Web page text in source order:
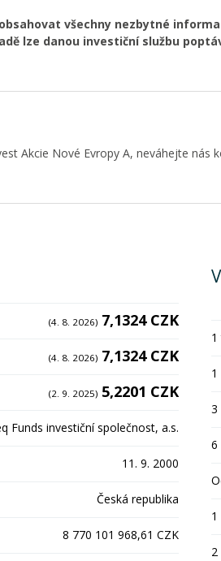
všechny nezbytné
lze danou investiční službu
Akcie Nové Evropy A, neváhejte nás
(4. 8. 2026) 7,1324 CZK
(4. 8. 2026) 7,1324 CZK
(2. 9. 2025) 5,2201 CZK
Funds investiční společnost, a.s.
11. 9. 2000
Česká republika
8 770 101 968,61 CZK
1
1
3
6
2